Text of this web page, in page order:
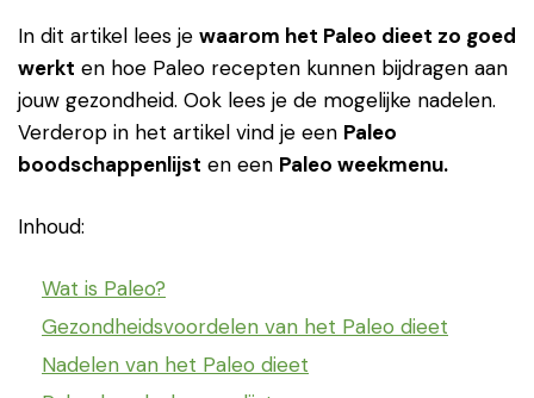
In dit artikel lees je waarom het Paleo dieet zo goed
werkt en hoe Paleo recepten kunnen bijdragen aan
jouw gezondheid. Ook lees je de mogelijke nadelen.
Verderop in het artikel vind je een Paleo
boodschappenlijst en een Paleo weekmenu.
Inhoud:
Wat is Paleo?
Gezondheidsvoordelen van het Paleo dieet
Nadelen van het Paleo dieet